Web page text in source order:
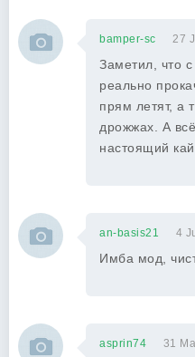
bamper-sc 27
Заметил, что
реально
прям летят, а
дрожжах. А всё
настоящий
an-basis21 4
Имба мод,
asprin74 31